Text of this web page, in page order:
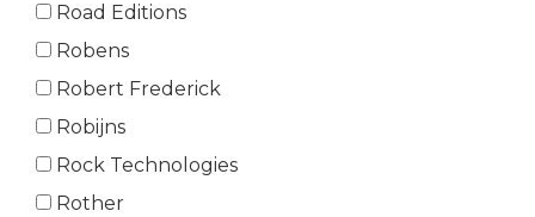
Road Editions
Robens
Robert Frederick
Robijns
Rock Technologies
Rother